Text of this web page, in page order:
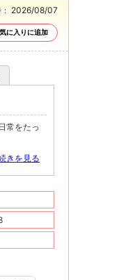
2026/08/07
に入りに追加
常をたっ
きを見る